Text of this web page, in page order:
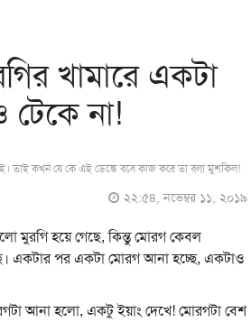
খামারে একটা
না!
তাই কখন যে কে এই ডেস্কে বসে কাজ করে তা বলা মুশকিল!
২২:৫৪, নভেম্বর ১১, ২০১৯
মুরগি হয়ে গেছে, কিন্তু মোরগ কেবল
একটার পর একটা মোরগ আনা হচ্ছে, একটাও
আনা হলো, একটু ইয়াং দেখে! মোরগটা বেশ